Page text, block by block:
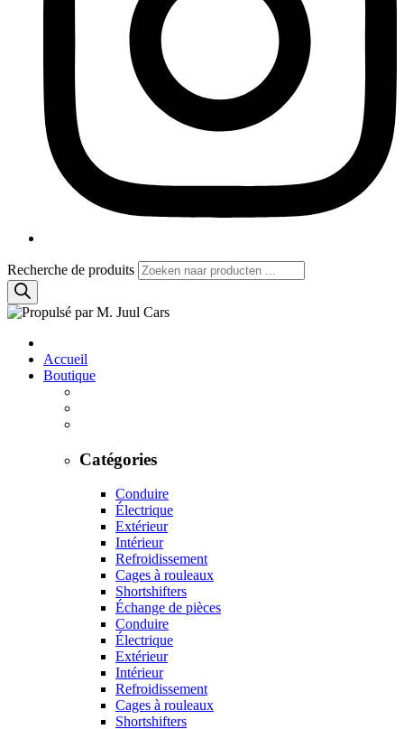
Recherche de produits
Accueil
Boutique
Catégories
Conduire
Électrique
Extérieur
Intérieur
Refroidissement
Cages à rouleaux
Shortshifters
Échange de pièces
Conduire
Électrique
Extérieur
Intérieur
Refroidissement
Cages à rouleaux
Shortshifters